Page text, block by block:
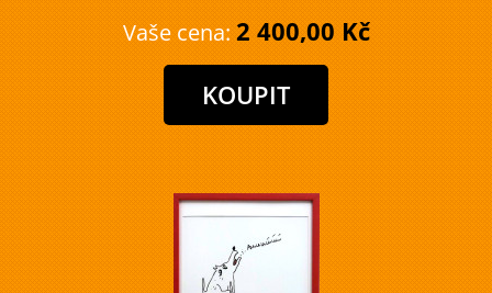
Vaše cena: 2 400,00 Kč